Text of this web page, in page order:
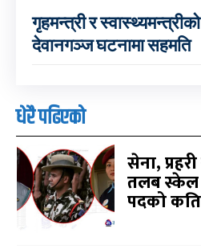
गृहमन्त्री र
देवानगञ्ज घटनामा सहमति
धेरै पढिएको
सेना,
तलब स्केल
पदको